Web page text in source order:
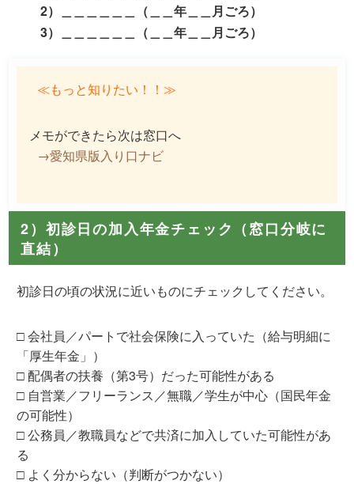
2）＿＿＿＿＿＿（＿＿年＿＿月ごろ）
3）＿＿＿＿＿＿（＿＿年＿＿月ごろ）
≪もっと知りたい！！≫
メモができたら次は窓口へ
→愛知県版入り口ナビ
2）初診日の加入年金チェック（窓口分岐に
直結）
初診日の頃の状況に近いものにチェックしてください。
□ 会社員／パートで社会保険に入っていた（給与明細に
「厚生年金」）
□ 配偶者の扶養（第3号）だった可能性がある
□ 自営業／フリーランス／無職／学生が中心（国民年金
の可能性）
□ 公務員／教職員などで共済に加入していた可能性があ
る
□ よく分からない（判断がつかない）